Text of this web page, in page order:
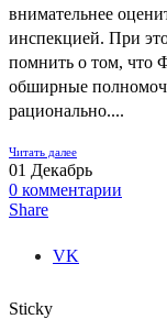
внимательнее
инспекцией. При
помнить о том, что
обширные
рационально....
Читать далее
01 Декабрь
0 комментарии
Share
VK
Sticky